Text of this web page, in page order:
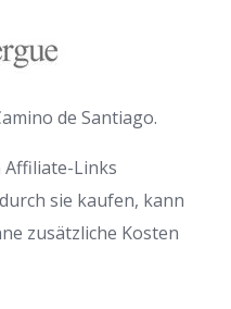
de Santiago.
Links
sie kaufen, kann
zusätzliche Kosten